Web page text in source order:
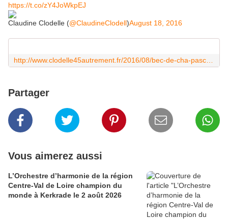
https://t.co/zY4JoWkpEJ
Claudine Clodelle (@ClaudineClodell)August 18, 2016
Partager
Vous aimerez aussi
L’Orchestre d’harmonie de la région
Centre-Val de Loire champion du
monde à Kerkrade le 2 août 2026